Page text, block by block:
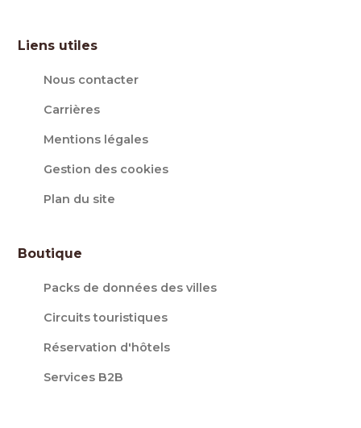
Liens utiles
Nous contacter
Carrières
Mentions légales
Gestion des cookies
Plan du site
Boutique
Packs de données des villes
Circuits touristiques
Réservation d'hôtels
Services B2B